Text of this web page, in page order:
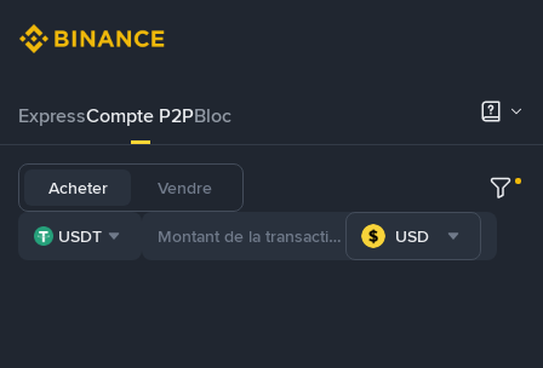
ExpressCompte P2PBloc
Acheter Vendre
USDT USD